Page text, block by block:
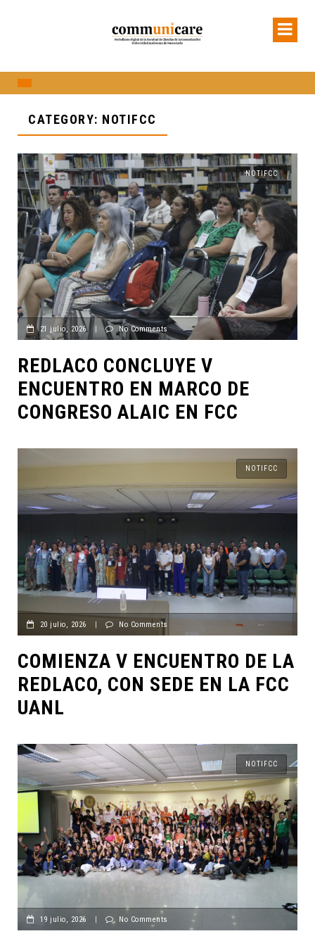
CATEGORY: NOTIFCC
NOTIFCC
21 julio, 2026 No Comments
REDLACO CONCLUYE V
ENCUENTRO EN MARCO DE
CONGRESO ALAIC EN FCC
NOTIFCC
20 julio, 2026 | No Comments
COMIENZA V ENCUENTRO DE LA
REDLACO, CON SEDE EN LA FCC
UANL
NOTIFCC
19 julio, 2026 | No Comments